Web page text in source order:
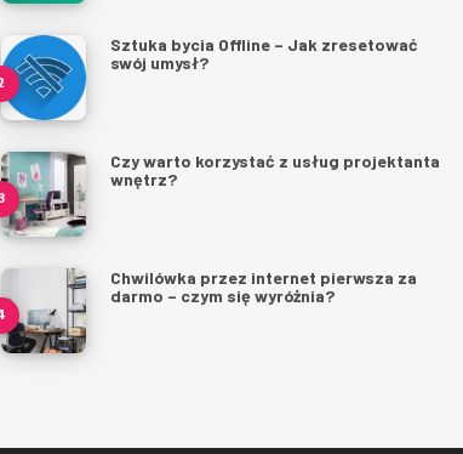
Sztuka bycia Offline – Jak zresetować
swój umysł?
Czy warto korzystać z usług projektanta
wnętrz?
Chwilówka przez internet pierwsza za
darmo – czym się wyróżnia?